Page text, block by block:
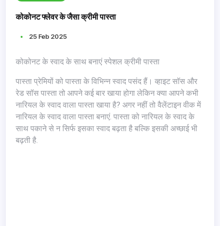
कोकोनट फ्लेवर के जैसा क्रीमी पास्ता
25 Feb 2025
कोकोनट के स्वाद के साथ बनाएं स्पेशल क्रीमी पास्ता
पास्ता प्रेमियों को पास्ता के विभिन्न स्वाद पसंद हैं। व्हाइट सॉस और
रेड सॉस पास्ता तो आपने कई बार खाया होगा लेकिन क्या आपने कभी
नारियल के स्वाद वाला पास्ता खाया है? अगर नहीं तो वैलेंटाइन वीक में
नारियल के स्वाद वाला पास्ता बनाएं. पास्ता को नारियल के स्वाद के
साथ पकाने से न सिर्फ इसका स्वाद बढ़ता है बल्कि इसकी अच्छाई भी
बढ़ती है.